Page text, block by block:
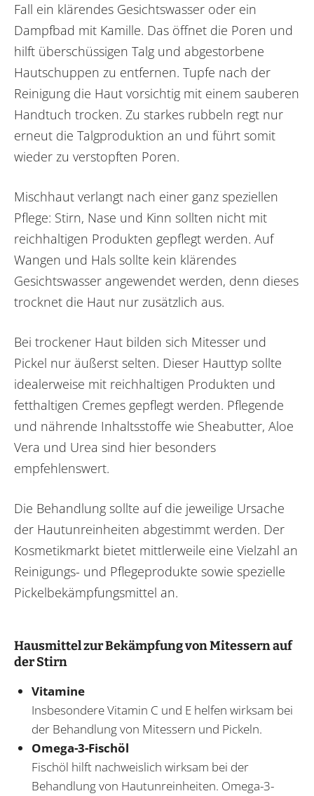
Fall ein klärendes Gesichtswasser oder ein
Dampfbad mit Kamille. Das öffnet die Poren und
hilft überschüssigen Talg und abgestorbene
Hautschuppen zu entfernen. Tupfe nach der
Reinigung die Haut vorsichtig mit einem sauberen
Handtuch trocken. Zu starkes rubbeln regt nur
erneut die Talgproduktion an und führt somit
wieder zu verstopften Poren.
Mischhaut verlangt nach einer ganz speziellen
Pflege: Stirn, Nase und Kinn sollten nicht mit
reichhaltigen Produkten gepflegt werden. Auf
Wangen und Hals sollte kein klärendes
Gesichtswasser angewendet werden, denn dieses
trocknet die Haut nur zusätzlich aus.
Bei trockener Haut bilden sich Mitesser und
Pickel nur äußerst selten. Dieser Hauttyp sollte
idealerweise mit reichhaltigen Produkten und
fetthaltigen Cremes gepflegt werden. Pflegende
und nährende Inhaltsstoffe wie Sheabutter, Aloe
Vera und Urea sind hier besonders
empfehlenswert.
Die Behandlung sollte auf die jeweilige Ursache
der Hautunreinheiten abgestimmt werden. Der
Kosmetikmarkt bietet mittlerweile eine Vielzahl an
Reinigungs- und Pflegeprodukte sowie spezielle
Pickelbekämpfungsmittel an.
Hausmittel zur Bekämpfung von Mitessern auf
der Stirn
Vitamine
Insbesondere Vitamin C und E helfen wirksam bei
der Behandlung von Mitessern und Pickeln.
Omega-3-Fischöl
Fischöl hilft nachweislich wirksam bei der
Behandlung von Hautunreinheiten. Omega-3-